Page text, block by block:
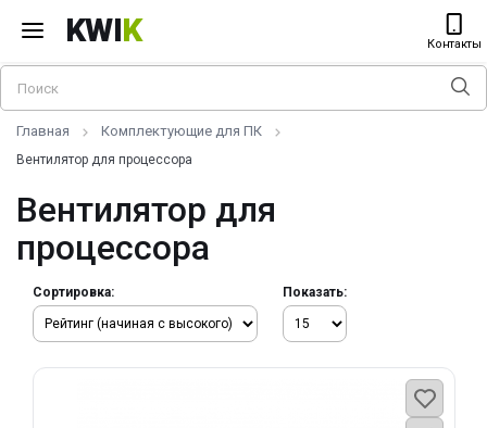
KWIK Контакты
Главная Комплектующие для ПК
Вентилятор для процессора
Вентилятор для
процессора
Сортировка: Показать: